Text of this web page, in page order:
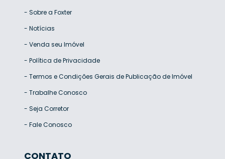
- Sobre a Foxter
- Notícias
- Venda seu Imóvel
- Política de Privacidade
- Termos e Condições Gerais de Publicação de Imóvel
- Trabalhe Conosco
- Seja Corretor
- Fale Conosco
CONTATO